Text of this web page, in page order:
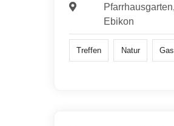
Ebikon
Treffen Natur